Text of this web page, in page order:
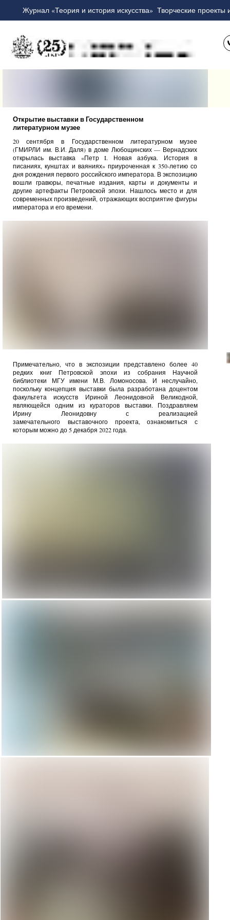
Журнал «Теория и история искусства» Творческие проекты
20 сентября в Государственном литературном музее
(ГМИРЛИ им. В.И. Даля) в доме Любощинских — Вернадских
открылась выставка «Петр I. Новая азбука. История в
писаниях, кунштах и ваяниях» приуроченная к 350-летию со
дня рождения первого российского императора. В экспозицию
вошли гравюры, печатные издания, карты и документы и
другие артефакты Петровской эпохи. Нашлось место и для
современных произведений, отражающих восприятие фигуры
императора и его времени.
Примечательно, что в экспозиции представлено более 40
редких книг Петровской эпохи из собрания Научной
библиотеки МГУ имени М.В. Ломоносова. И неслучайно,
поскольку концепция выставки была разработана доцентом
факультета искусств Ириной Леонидовной Великодной,
являющейся одним из кураторов выставки. Поздравляем
Ирину Леонидовну с реализацией
замечательного выставочного проекта, ознакомиться с
которым можно до 5 декабря 2022 года.
Открытие выставки в Государственном
литературном музее